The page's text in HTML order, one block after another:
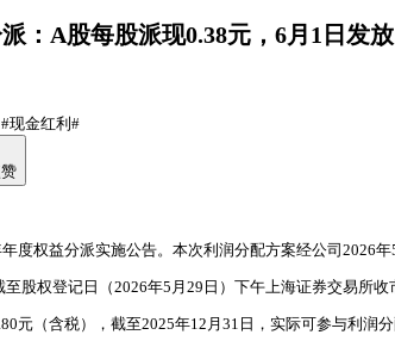
：A股每股派现0.38元，6月1日发放
#现金红利#
度权益分派实施公告。本次利润分配方案经公司2026年
股权登记日（2026年5月29日）下午上海证券交易所
元（含税），截至2025年12月31日，实际可参与利润